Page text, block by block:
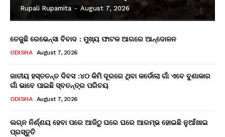
Rupali Rupamita - August 7, 2026
ତେଜୁଛି ରେଭେନ୍ସା ବିବାଦ : ମୁଖ୍ୟ ଫାଟକ ଆଗରେ ଆନ୍ଦୋଳନ
ODISHA August 7, 2026
ଜାତୀୟ ହସ୍ତତନ୍ତ ଦିବସ :୪୦ କିମି ଦୂରରେ ଥିବା କର୍ଡୋଲା ଗାଁ ଏବେ ବୁଣାକାର
ଗାଁ ଭାବେ ପାଇଛି ସ୍ବତନ୍ତ୍ର ପରିଚୟ
ODISHA August 7, 2026
ଲଗ୍ନ ନିର୍ଣ୍ଣୟ ହେବା ପରେ ଆଜିଠୁ ଘରେ ଘରେ ଆରମ୍ଭ ହୋଇଛି ନୁଆଁଖାଇ
ପ୍ରସ୍ତୁତି